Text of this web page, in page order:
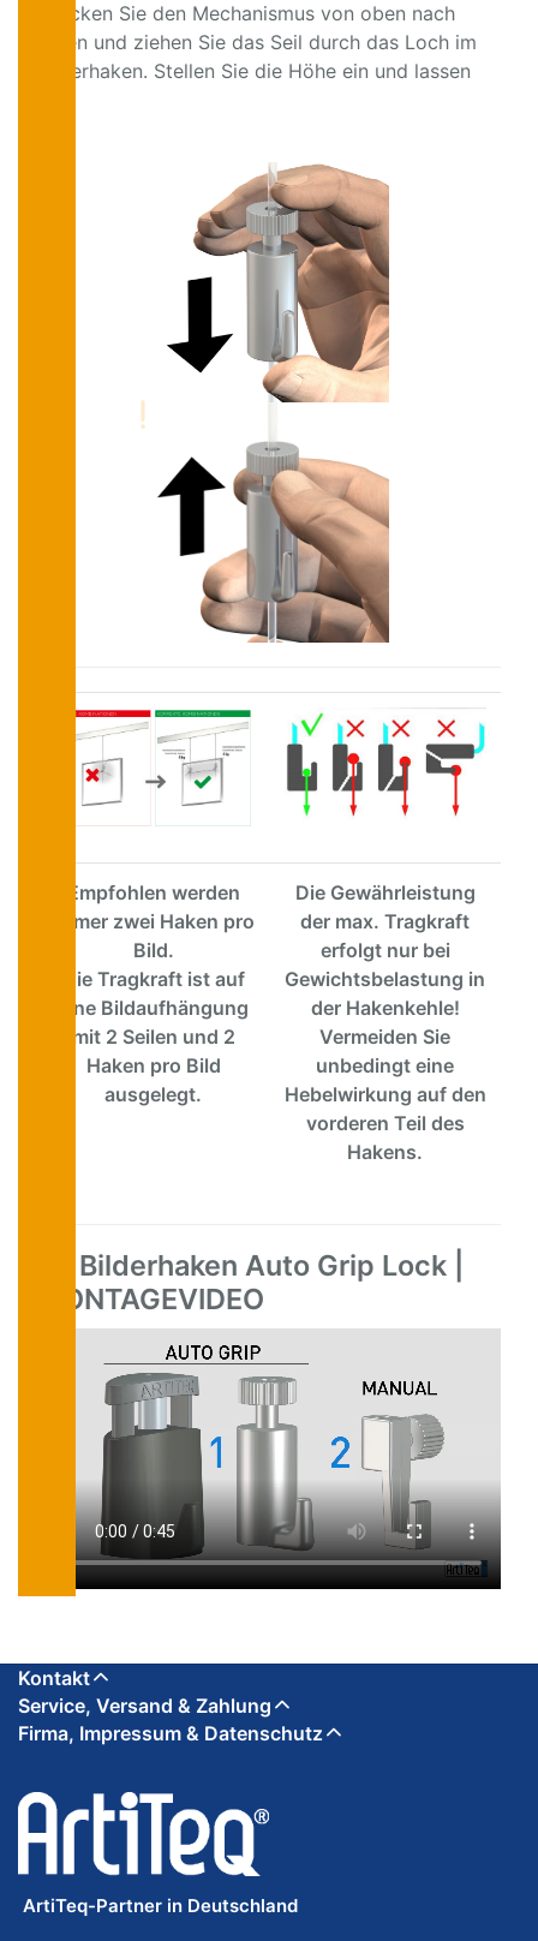
Drücken Sie den Mechanismus von oben nach
unten und ziehen Sie das Seil durch das Loch im
Bilderhaken. Stellen Sie die Höhe ein und lassen
Empfohlen werden
immer zwei Haken pro
Bild.
Die Tragkraft ist auf
eine Bildaufhängung
mit 2 Seilen und 2
Haken pro Bild
ausgelegt.
Die Gewährleistung
der max. Tragkraft
erfolgt nur bei
Gewichtsbelastung in
der Hakenkehle!
Vermeiden Sie
unbedingt eine
Hebelwirkung auf den
vorderen Teil des
Hakens.
Bilderhaken Auto Grip Lock |
MONTAGEVIDEO
Kontakt
Service, Versand & Zahlung
Firma, Impressum & Datenschutz
ArtiTeq-Partner in Deutschland